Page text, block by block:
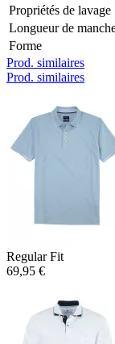
Propriétés de lavage
Longueur de
Forme
Prod. similaires
Prod. similaires
Regular Fit
69,95 €